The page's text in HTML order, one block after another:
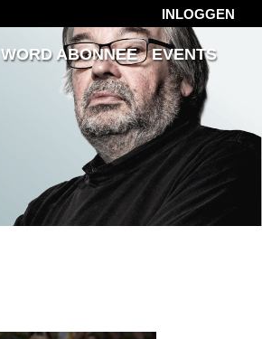
INLOGGEN
WORD ABONNEE
EVENTS